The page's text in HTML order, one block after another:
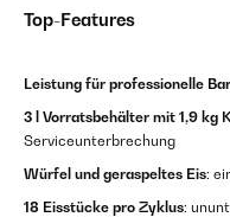
Top-Features
Leistung für professionelle
3 l Vorratsbehälter mit 1,9 kg
Serviceunterbrechung
Würfel und geraspeltes Eis:
18 Eisstücke pro Zyklus: